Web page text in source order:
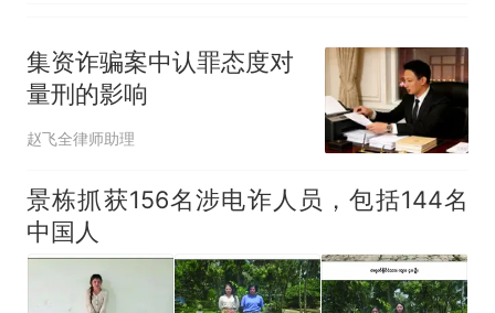
集资诈骗案中认罪态度对
量刑的影响
赵飞全律师助理
景栋抓获156名涉电诈人员，包括144名
中国人